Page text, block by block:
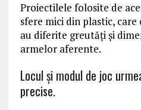
Proiectilele folosite de
sfere mici din plastic, care
au diferite greutăți și
armelor aferente.
Locul şi modul de joc
precise.